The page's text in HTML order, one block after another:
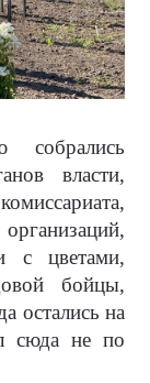
власти,
с цветами,
бойцы,
остались на
сюда не по